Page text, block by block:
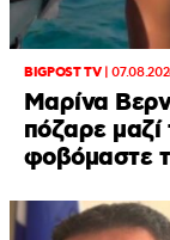
BIGPOST TV|
Μαρίνα
πόζαρε
φοβόμαστε